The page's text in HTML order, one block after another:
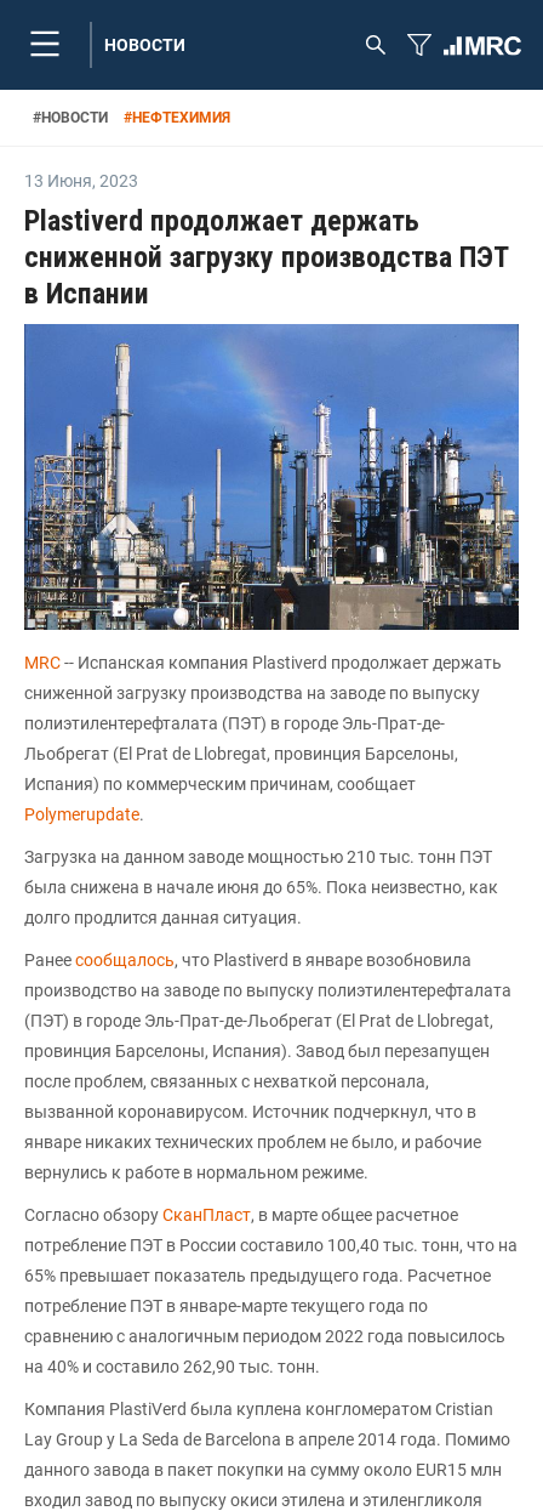
НОВОСТИ
#НОВОСТИ #НЕФТЕХИМИЯ
13 Июня, 2023
Plastiverd продолжает держать
сниженной загрузку производства ПЭТ
в Испании
MRC-- Испанская компания Plastiverd продолжает держать
сниженной загрузку производства на заводе по выпуску
полиэтилентерефталата (ПЭТ) в городе Эль-Прат-де-
Льобрегат (El Prat de Llobregat, провинция Барселоны,
Испания) по коммерческим причинам, сообщает
Polymerupdate.
Загрузка на данном заводе мощностью 210 тыс. тонн ПЭТ
была снижена в начале июня до 65%. Пока неизвестно, как
долго продлится данная ситуация.
Ранеесообщалось, что Plastiverd в январе возобновила
производство на заводе по выпуску полиэтилентерефталата
(ПЭТ) в городе Эль-Прат-де-Льобрегат (El Prat de Llobregat,
провинция Барселоны, Испания). Завод был перезапущен
после проблем, связанных с нехваткой персонала,
вызванной коронавирусом. Источник подчеркнул, что в
январе никаких технических проблем не было, и рабочие
вернулись к работе в нормальном режиме.
Согласно обзоруСканПласт, в марте общее расчетное
потребление ПЭТ в России составило 100,40 тыс. тонн, что на
65% превышает показатель предыдущего года. Расчетное
потребление ПЭТ в январе-марте текущего года по
сравнению с аналогичным периодом 2022 года повысилось
на 40% и составило 262,90 тыс. тонн.
Компания PlastiVerd была куплена конгломератом Cristian
Lay Group у La Seda de Barcelona в апреле 2014 года. Помимо
данного завода в пакет покупки на сумму около EUR15 млн
входил завод по выпуску окиси этилена и этиленгликоля